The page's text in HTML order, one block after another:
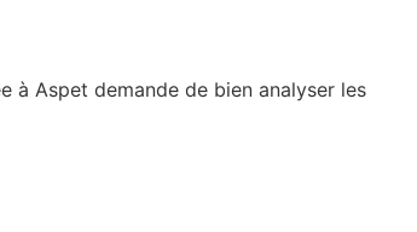
à Aspet demande de bien analyser les